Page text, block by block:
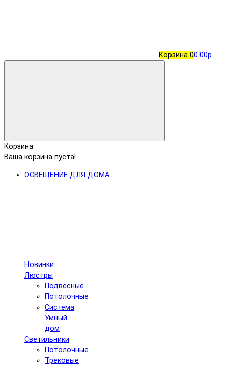
Корзина 00.00р.
Корзина
Ваша корзина пуста!
ОСВЕЩЕНИЕ ДЛЯ ДОМА
Новинки
Люстры
Подвесные
Потолочные
Система
Умный
дом
Светильники
Потолочные
Трековые